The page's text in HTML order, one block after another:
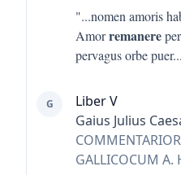
"...nomen amoris
Amorremanere
pervagus orbe puer
G
Liber V
Gaius Julius
GALLICOCUM A.